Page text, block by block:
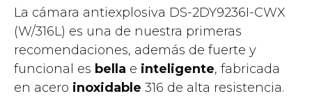
La cámara antiexplosiva DS-2DY9236I-CWX
(W/316L) es una de nuestra primeras
recomendaciones, además de fuerte y
funcional es bella e inteligente, fabricada
en acero inoxidable 316 de alta resistencia.